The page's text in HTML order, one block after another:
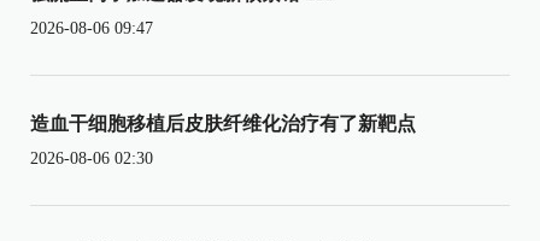
2026-08-06 09:47
造血干细胞移植后皮肤纤维化治疗有了新靶点
2026-08-06 02:30